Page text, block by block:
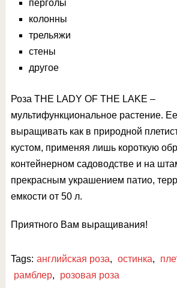
перголы
колонны
трельяжи
стены
другое
Роза THE LADY OF THE LAKE –
мультифункциональное растение.
выращивать как в природной
кустом, применяя лишь короткую
контейнерном садоводстве и на
прекрасным украшением патио,
емкости от 50 л.
Приятного Вам выращивания!
Tags: английская роза, остинка,
рамблер, розовая роза